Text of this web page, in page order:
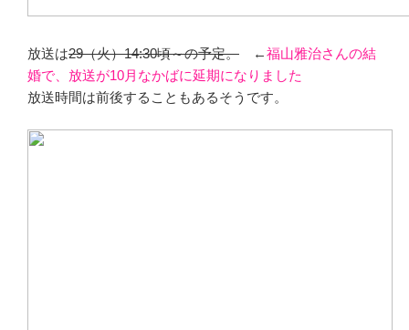
放送は29（火）14:30頃～の予定。 ←福山雅治さんの結
婚で、放送が10月なかばに延期になりました
放送時間は前後することもあるそうです。